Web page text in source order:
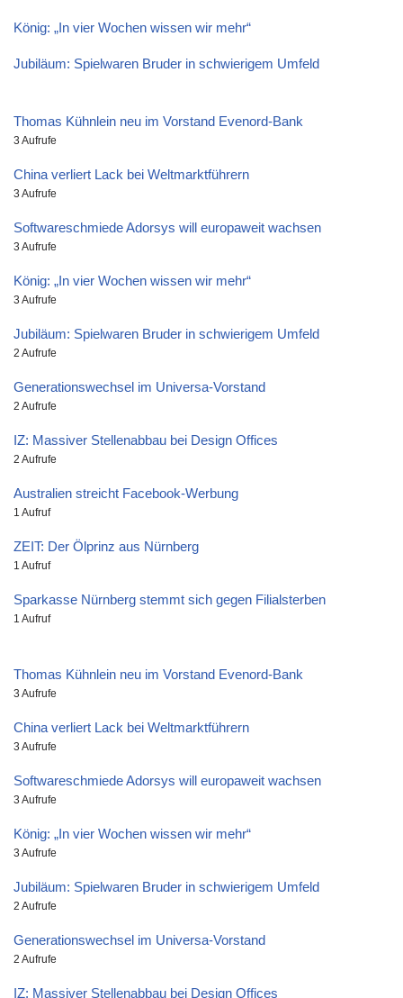
König: „In vier Wochen wissen wir mehr“
Jubiläum: Spielwaren Bruder in schwierigem Umfeld
Thomas Kühnlein neu im Vorstand Evenord-Bank
3 Aufrufe
China verliert Lack bei Weltmarktführern
3 Aufrufe
Softwareschmiede Adorsys will europaweit wachsen
3 Aufrufe
König: „In vier Wochen wissen wir mehr“
3 Aufrufe
Jubiläum: Spielwaren Bruder in schwierigem Umfeld
2 Aufrufe
Generationswechsel im Universa-Vorstand
2 Aufrufe
IZ: Massiver Stellenabbau bei Design Offices
2 Aufrufe
Australien streicht Facebook-Werbung
1 Aufruf
ZEIT: Der Ölprinz aus Nürnberg
1 Aufruf
Sparkasse Nürnberg stemmt sich gegen Filialsterben
1 Aufruf
Thomas Kühnlein neu im Vorstand Evenord-Bank
3 Aufrufe
China verliert Lack bei Weltmarktführern
3 Aufrufe
Softwareschmiede Adorsys will europaweit wachsen
3 Aufrufe
König: „In vier Wochen wissen wir mehr“
3 Aufrufe
Jubiläum: Spielwaren Bruder in schwierigem Umfeld
2 Aufrufe
Generationswechsel im Universa-Vorstand
2 Aufrufe
IZ: Massiver Stellenabbau bei Design Offices